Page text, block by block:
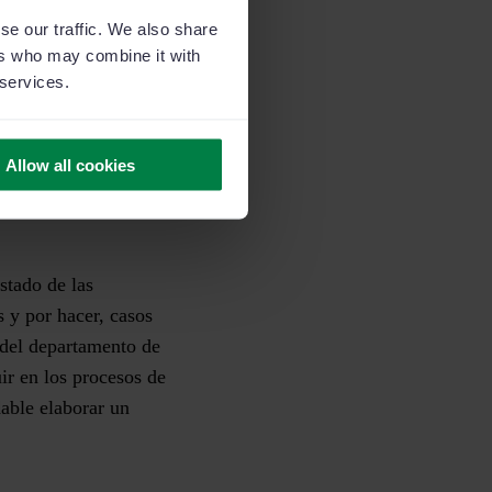
our traffic. We also share
who may combine it with
Allow all cookies
Hay
es su
de las
y por hacer, casos
departamento de
en los procesos de
elaborar un